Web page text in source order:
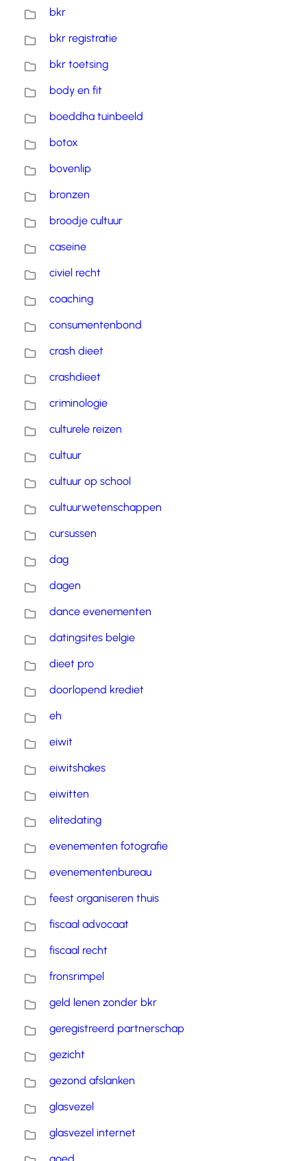
bkr
bkr registratie
bkr toetsing
body en fit
boeddha tuinbeeld
botox
bovenlip
bronzen
broodje cultuur
caseine
civiel recht
coaching
consumentenbond
crash dieet
crashdieet
criminologie
culturele reizen
cultuur
cultuur op school
cultuurwetenschappen
cursussen
dag
dagen
dance evenementen
datingsites belgie
dieet pro
doorlopend krediet
eh
eiwit
eiwitshakes
eiwitten
elitedating
evenementen fotografie
evenementenbureau
feest organiseren thuis
fiscaal advocaat
fiscaal recht
fronsrimpel
geld lenen zonder bkr
geregistreerd partnerschap
gezicht
gezond afslanken
glasvezel
glasvezel internet